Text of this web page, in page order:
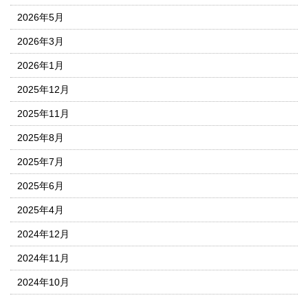
2026年5月
2026年3月
2026年1月
2025年12月
2025年11月
2025年8月
2025年7月
2025年6月
2025年4月
2024年12月
2024年11月
2024年10月